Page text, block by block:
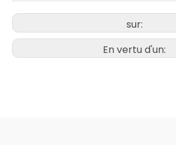
sur:
En vertu d'un: